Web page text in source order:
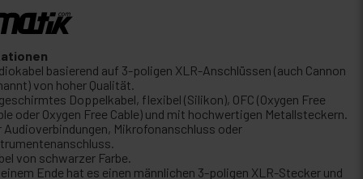
basierend auf 3-poligen XLR-Anschlüssen (auch Cannon
von hoher Qualität.
Doppelkabel, flexibel (Silikon), OFC (Oxygen Free
oder Oxygen Free Cable) und mit hochwertigen Metallsteckern.
Audioverbindungen, Mikrofonanschluss oder
von schwarzer Farbe.
Ende hat es einen männlichen 3-poligen XLR-Stecker und